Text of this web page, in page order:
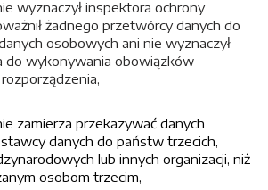
wyznaczył inspektora ochrony
żadnego przetwórcy danych do
osobowych ani nie wyznaczył
do wykonywania obowiązków
zamierza przekazywać danych
danych do państw trzecich,
lub innych organizacji, niż
osobom trzecim,